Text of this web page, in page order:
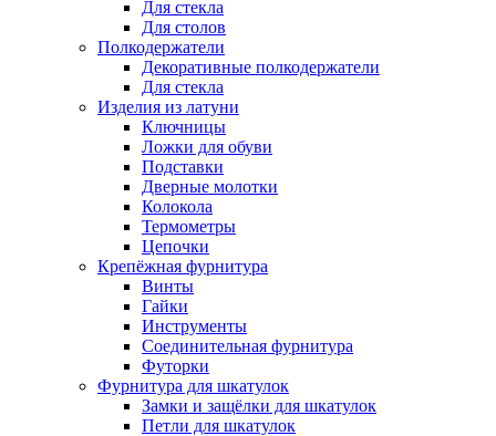
Для стекла
Для столов
Полкодержатели
Декоративные полкодержатели
Для стекла
Изделия из латуни
Ключницы
Ложки для обуви
Подставки
Дверные молотки
Колокола
Термометры
Цепочки
Крепёжная фурнитура
Винты
Гайки
Инструменты
Соединительная фурнитура
Футорки
Фурнитура для шкатулок
Замки и защёлки для шкатулок
Петли для шкатулок